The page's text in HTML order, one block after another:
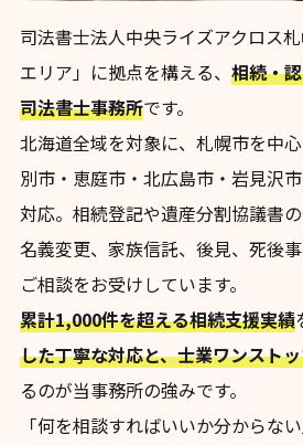
司法書士法人中央ライズアクロス
エリア」に拠点を構える、 相続・
司法書士事務所です。
北海道全域を対象に、札幌市を中
別市・恵庭市・北広島市・岩見沢
対応。相続登記や遺産分割協議書
名義変更、家族信託、後見、死後
ご相談をお受けしています。
累計1,000件を超える相続支援実績
した丁寧な対応と、士業ワンスト
るのが当事務所の強みです。
「何を相談すればいいか分からな